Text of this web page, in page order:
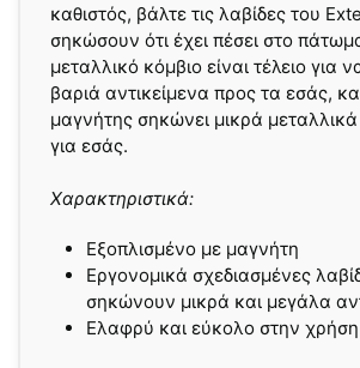
καθιστός, βάλτε τις λαβίδες του
σηκώσουν ότι έχει πέσει στο
μεταλλικό κόμβιο είναι τέλειο για
βαριά αντικείμενα προς τα εσάς,
μαγνήτης σηκώνει μικρά μεταλλικά
για εσάς.
Χαρακτηριστικά:
Εξοπλισμένο με μαγνήτη
Εργονομικά σχεδιασμένες
σηκώνουν μικρά και μεγάλα
Ελαφρύ και εύκολο στην χρήση